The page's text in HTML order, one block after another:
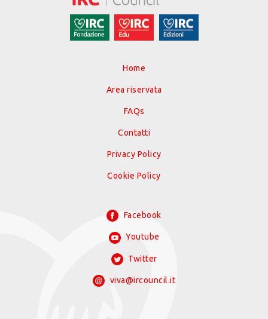
Home
Area riservata
FAQs
Contatti
Privacy Policy
Cookie Policy
Facebook
Youtube
Twitter
viva@ircouncil.it